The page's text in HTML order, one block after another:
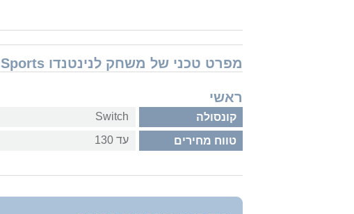
מפרט טכני של משחק לנינטנדו Nintendo Switch Instant Sports
ראשי
קונסולה Switch
טווח מחירים עד 130